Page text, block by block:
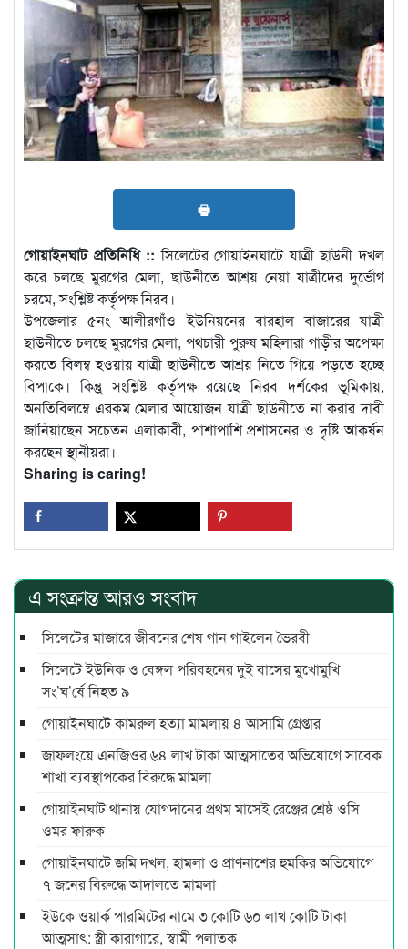
🖶
গোয়াইনঘাট প্রতিনিধি ::সিলেটের গোয়াইনঘাটে যাত্রী ছাউনী দখল
করে চলছে মুরগের মেলা, ছাউনীতে আশ্রয় নেয়া যাত্রীদের দুর্ভোগ
চরমে, সংশ্লিষ্ট কর্তৃপক্ষ নিরব।
উপজেলার ৫নং আলীরগাঁও ইউনিয়নের বারহাল বাজারের যাত্রী
ছাউনীতে চলছে মুরগের মেলা, পথচারী পুরুষ মহিলারা গাড়ীর অপেক্ষা
করতে বিলম্ব হওয়ায় যাত্রী ছাউনীতে আশ্রয় নিতে গিয়ে পড়তে হচ্ছে
বিপাকে। কিন্তুু সংশ্লিষ্ট কর্তৃপক্ষ রয়েছে নিরব দর্শকের ভূমিকায়,
অনতিবিলম্বে এরকম মেলার আয়োজন যাত্রী ছাউনীতে না করার দাবী
জানিয়াছেন সচেতন এলাকাবী, পাশাপাশি প্রশাসনের ও দৃষ্টি আকর্ষন
করছেন স্থানীয়রা।
Sharing is caring!
এ সংক্রান্ত আরও সংবাদ
সিলেটের মাজারে জীবনের শেষ গান গাইলেন ভৈরবী
সিলেটে ইউনিক ও বেঙ্গল পরিবহনের দুই বাসের মুখোমুখি
সং’ঘ’র্ষে নিহত ৯
গোয়াইনঘাটে কামরুল হত্যা মামলায় ৪ আসামি গ্রেপ্তার
জাফলংয়ে এনজিওর ৬৪ লাখ টাকা আত্মসাতের অভিযোগে সাবেক
শাখা ব্যবস্থাপকের বিরুদ্ধে মামলা
গোয়াইনঘাট থানায় যোগদানের প্রথম মাসেই রেঞ্জের শ্রেষ্ঠ ওসি
ওমর ফারুক
গোয়াইনঘাটে জমি দখল, হামলা ও প্রাণনাশের হুমকির অভিযোগে
৭ জনের বিরুদ্ধে আদালতে মামলা
ইউকে ওয়ার্ক পারমিটের নামে ৩ কোটি ৬০ লাখ কোটি টাকা
আত্মসাৎ: স্ত্রী কারাগারে, স্বামী পলাতক